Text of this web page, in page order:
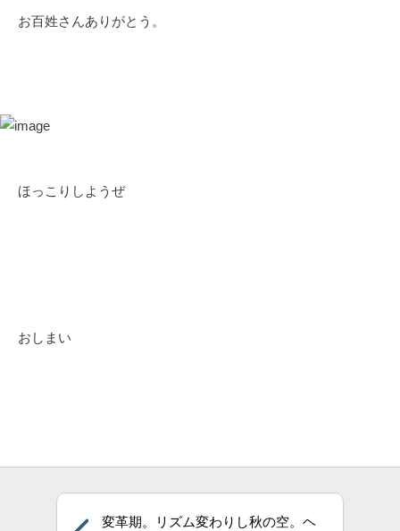
お百姓さんありがとう。
ほっこりしようぜ
おしまい
変革期。リズム変わりし秋の空。ヘ